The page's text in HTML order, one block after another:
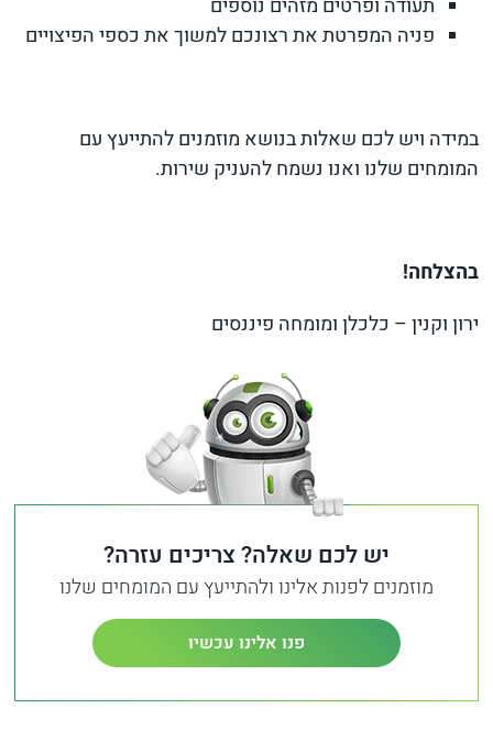
תעודה ופרטים מזהים נוספים
פניה המפרטת את רצונכם למשוך את כספי הפיצויים
במידה ויש לכם שאלות בנושא מוזמנים להתייעץ עם
המומחים שלנו ואנו נשמח להעניק שירות.
בהצלחה!
ירון וקנין – כלכלן ומומחה פיננסים
יש לכם שאלה? צריכים עזרה?
מוזמנים לפנות אלינו ולהתייעץ עם המומחים שלנו
פנו אלינו עכשיו